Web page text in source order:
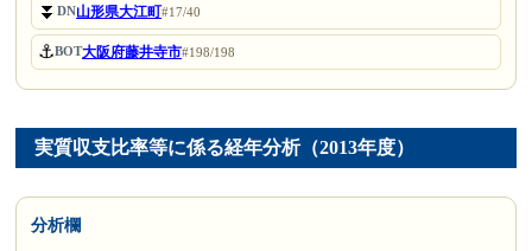
⏬DN山形県大江町#17/40
⚓BOT大阪府藤井寺市#198/198
実質収支比率等に係る経年分析（2013年度）
分析欄